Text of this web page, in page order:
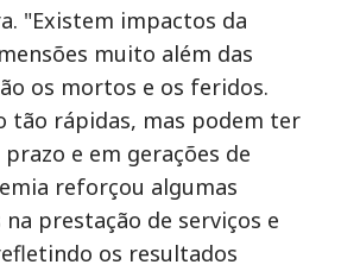
"Existem impactos da
muito além das
os mortos e os feridos.
tão rápidas, mas podem ter
e em gerações de
reforçou algumas
prestação de serviços e
os resultados